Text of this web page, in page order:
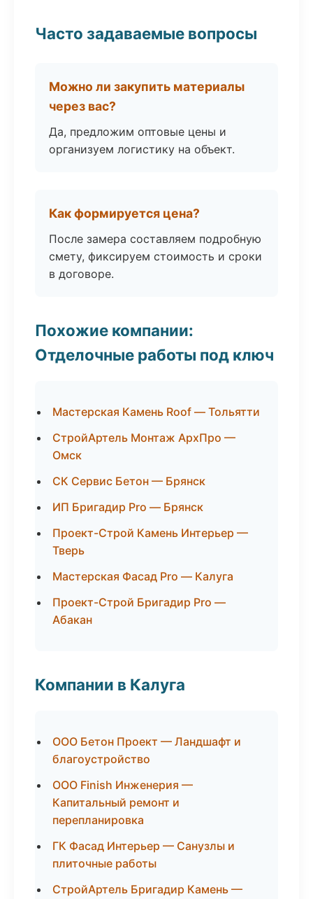
Часто задаваемые вопросы
Можно ли закупить материалы
через вас?
Да, предложим оптовые цены и
организуем логистику на объект.
Как формируется цена?
После замера составляем подробную
смету, фиксируем стоимость и сроки
в договоре.
Похожие компании:
Отделочные работы под ключ
Мастерская Камень Roof — Тольятти
СтройАртель Монтаж АрхПро —
Омск
СК Сервис Бетон — Брянск
ИП Бригадир Pro — Брянск
Проект-Строй Камень Интерьер —
Тверь
Мастерская Фасад Pro — Калуга
Проект-Строй Бригадир Pro —
Абакан
Компании в Калуга
ООО Бетон Проект — Ландшафт и
благоустройство
ООО Finish Инженерия —
Капитальный ремонт и
перепланировка
ГК Фасад Интерьер — Санузлы и
плиточные работы
СтройАртель Бригадир Камень —